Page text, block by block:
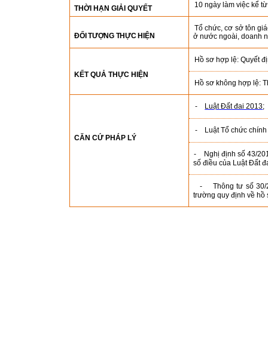
THỜI HẠN GIẢI QUYẾT 10 ngày làm việc kể
ĐỐI TƯỢNG THỰC HIỆN
Tổ chức, cơ sở tôn
ở nước ngoài, doanh
KẾT QUẢ THỰC HIỆN
Hồ sơ hợp lệ: Quyết
Hồ sơ không hợp lệ:
CĂN CỨ PHÁP LÝ
- Luật Đất đai 2013;
- Luật Tổ chức
-
Nghị định số 43/
số điều của Luật Đất
-
Thông tư số
trường quy định về hồ